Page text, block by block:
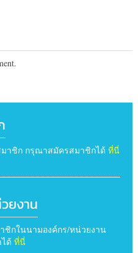
าชิก กรุณาสมัครสมาชิกได้ ที่นี่
ยงาน
ชิกในนามองค์กร/หน่วยงาน
ด้ ที่นี่